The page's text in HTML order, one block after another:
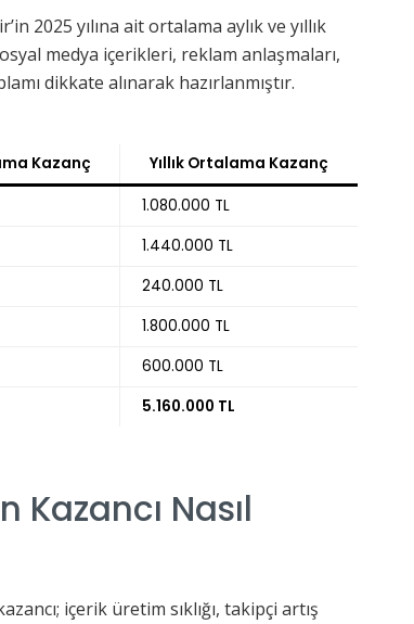
2025 yılına ait ortalama aylık ve yıllık
medya içerikleri, reklam anlaşmaları,
dikkate alınarak hazırlanmıştır.
Kazanç Yıllık Ortalama Kazanç
1.080.000 TL
1.440.000 TL
240.000 TL
1.800.000 TL
600.000 TL
5.160.000 TL
Kazancı Nasıl
içerik üretim sıklığı, takipçi artış